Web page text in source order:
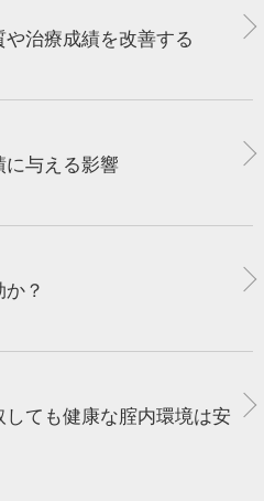
治療成績を改善する
に与える影響
？
ても健康な腟内環境は安